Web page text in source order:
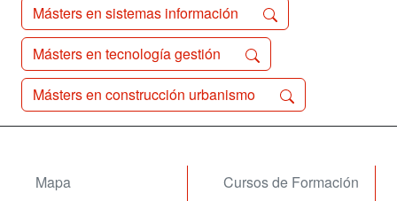
Másters en sistemas información
Másters en tecnología gestión
Másters en construcción urbanismo
Mapa
Cursos de Formación